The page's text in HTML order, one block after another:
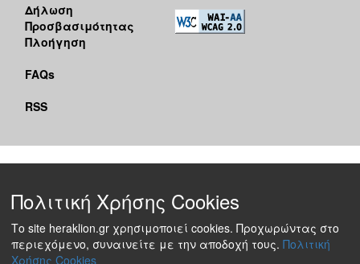
Δήλωση
Προσβασιμότητας
Πλοήγηση
FAQs
RSS
Πολιτική Χρήσης Cookies
Το site heraklion.gr χρησιμοποιεί cookies. Προχωρώντας στο
περιεχόμενο, συναινείτε με την αποδοχή τους. Πολιτική
Χρήσης Cookies